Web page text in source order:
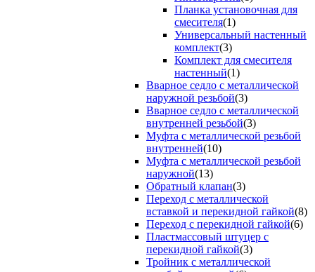
Планка установочная для
смесителя(1)
Универсальный настенный
комплект(3)
Комплект для смесителя
настенный(1)
Вварное седло с металлической
наружной резьбой(3)
Вварное седло с металлической
внутренней резьбой(3)
Муфта с металлической резьбой
внутренней(10)
Муфта с металлической резьбой
наружной(13)
Обратный клапан(3)
Переход с металлической
вставкой и перекидной гайкой(8)
Переход с перекидной гайкой(6)
Пластмассовый штуцер с
перекидной гайкой(3)
Тройник с металлической